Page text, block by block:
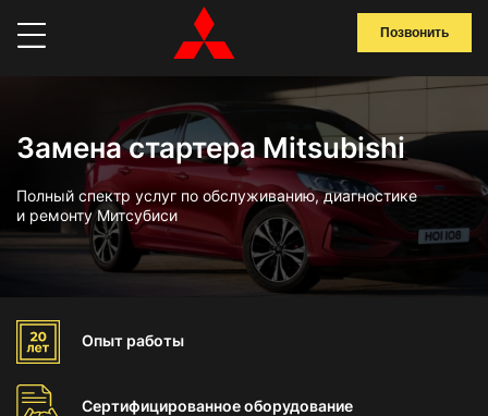
Позвонить
Замена стартера Mitsubishi
Полный спектр услуг по обслуживанию, диагностике
и ремонту Митсубиси
Опыт работы
Сертифицированноеоборудование